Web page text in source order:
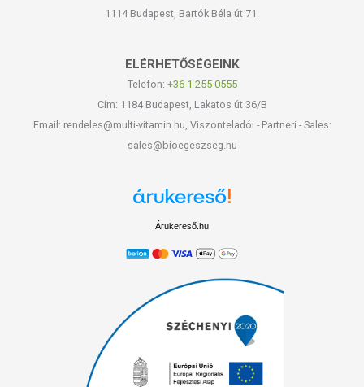
1114 Budapest, Bartók Béla út 71.
ELÉRHETŐSÉGEINK
Telefon: +36-1-255-0555
Cím: 1184 Budapest, Lakatos út 36/B
Email: rendeles@multi-vitamin.hu, Viszonteladói - Partneri - Sales:
sales@bioegeszseg.hu
Árukereső.hu